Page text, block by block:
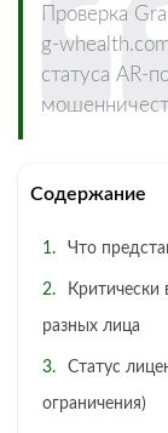
Проверка
g-
статуса AR-
Содержание
Что
разных лица
Статус
ограничения)